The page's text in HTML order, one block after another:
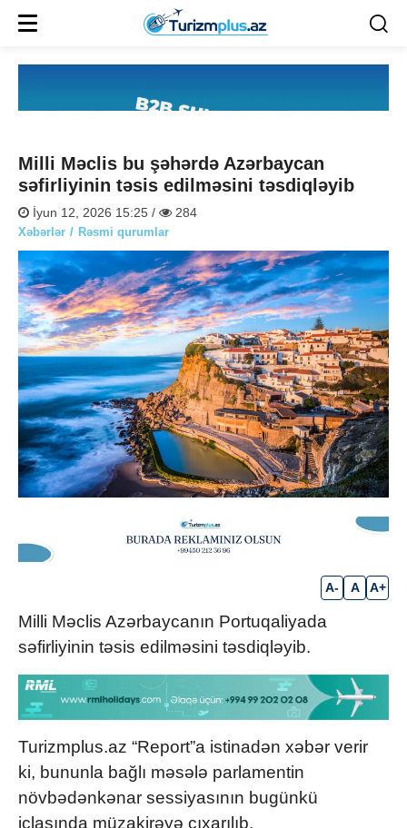
Milli Məclis bu şəhərdə Azərbaycan
səfirliyinin təsis edilməsini təsdiqləyib
İyun 12, 2026 15:25 / 284
Xəbərlər Rəsmi qurumlar
A- A A+
Milli Məclis Azərbaycanın Portuqaliyada
səfirliyinin təsis edilməsini təsdiqləyib.
Turizmplus.az “Report”a istinadən xəbər verir
ki, bununla bağlı məsələ parlamentin
növbədənkənar sessiyasının bugünkü
iclasında müzakirəyə çıxarılıb.